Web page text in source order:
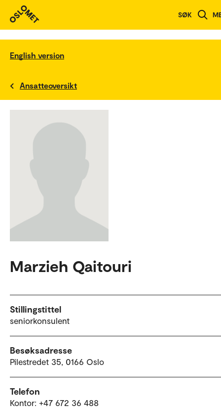
SØK
English version
Ansatteoversikt
Marzieh Qaitouri
Stillingstittel
seniorkonsulent
Besøksadresse
Pilestredet 35, 0166 Oslo
Telefon
Kontor: +47 672 36 488